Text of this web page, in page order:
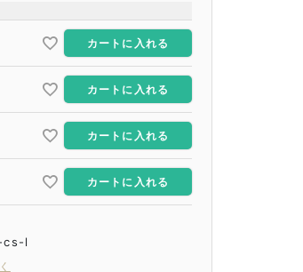
カートに入れる
カートに入れる
カートに入れる
カートに入れる
l